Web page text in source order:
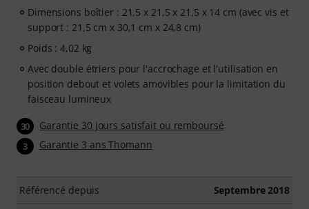
Dimensions boîtier : 21,5 x 21,5 x 21,5 x 14 cm (avec vis et
support : 21,5 cm x 30,1 cm x 24,8 cm)
Poids : 4,02 kg
Avec double étriers pour l'accrochage et l'utilisation en
position debout et volets amovibles pour la limitation du
faisceau lumineux
30 Garantie 30 jours satisfait ou remboursé
3 Garantie 3 ans Thomann
Référencé depuis Septembre 2018